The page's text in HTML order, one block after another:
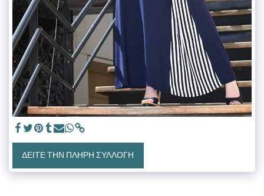
ΔΕΊΤΕ ΤΗΝ ΠΛΉΡΗ ΣΥΛΛΟΓΉ